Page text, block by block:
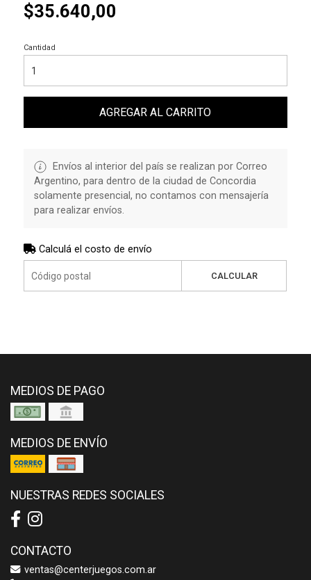
$35.640,00
Cantidad
AGREGAR AL CARRITO
Envíos al interior del país se realizan por Correo
Argentino, para dentro de la ciudad de Concordia
solamente presencial, no contamos con mensajería
para realizar envíos.
Calculá el costo de envío
CALCULAR
MEDIOS DE PAGO
MEDIOS DE ENVÍO
NUESTRAS REDES SOCIALES
CONTACTO
ventas@centerjuegos.com.ar